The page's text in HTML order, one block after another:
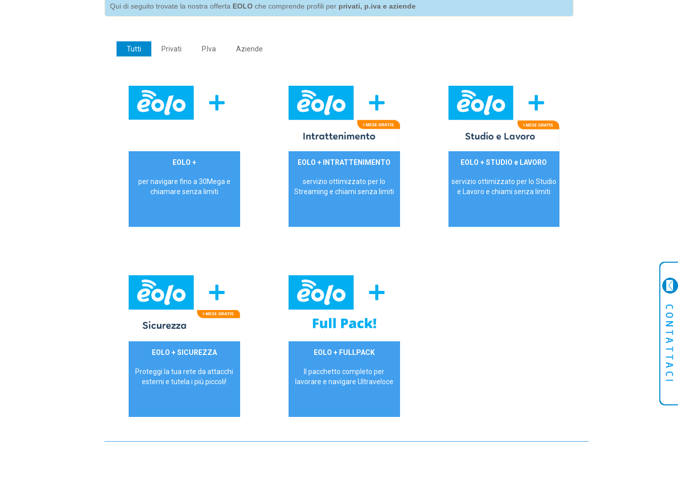
Qui di seguito trovate la nostra offerta EOLO che comprende profili per privati, p.iva e aziende
Tutti Privati P.Iva Aziende
€ 24,90/meseEOLO +
per navigare fino a 30Mega e
chiamare senza limiti
29,90€/mese
EOLO + INTRATTENIMENTO
servizio ottimizzato per lo
Streaming e chiami senza limiti
29,90€/mese
EOLO + STUDIO e LAVORO
servizio ottimizzato per lo Studio
e Lavoro e chiami senza limiti
29,90€/mese
EOLO + SICUREZZA
Proteggi la tua rete da attacchi
esterni e tutela i più piccoli!
34,90 €/meseEOLO + FULLPACK
Il pacchetto completo per
lavorare e navigare Ultraveloce